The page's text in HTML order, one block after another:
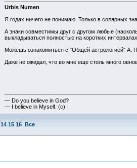
Urbis Numen
Я годах ничего не понимаю. Только в солярных
А знаки совместимы друг с другом любые
выкладываться полностью на коротких
Можешь ознакомиться с "Общей астрологией" А.
Даже не ожидал, что во мне еще столь много
— Do you believe in God?
— I believe in Myself. (c)
14 15 16 Все